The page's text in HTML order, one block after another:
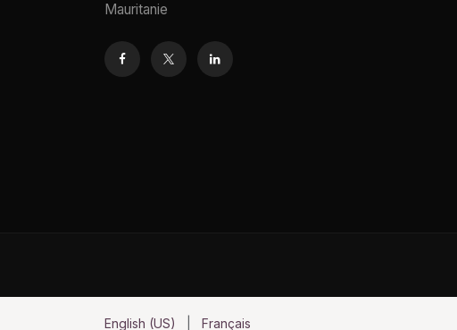
Mauritanie
English (US) Français